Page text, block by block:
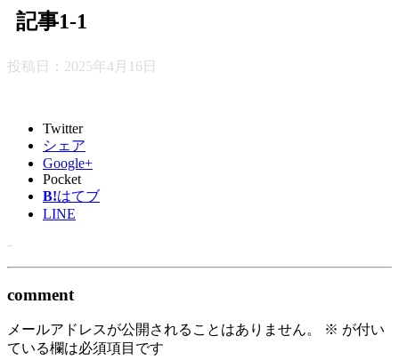
記事1-1
投稿日： 2025年4月16日
Twitter
シェア
Google+
Pocket
B!はてブ
LINE
-
comment
メールアドレスが公開されることはありません。 ※ が付い
ている欄は必須項目です